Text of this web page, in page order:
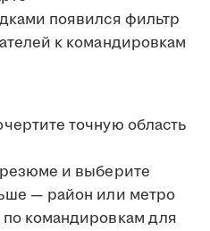
появился фильтр
к командировкам
точную область
и выберите
— район или метро
командировкам для